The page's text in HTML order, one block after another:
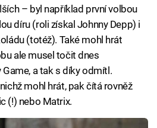
– byl například první volbou
díru (roli získal Johnny Depp) i
(totéž). Také mohl hrát
ale musel točit dnes
a tak s díky odmítl.
mohl hrát, pak čítá rovněž
(!) nebo Matrix.